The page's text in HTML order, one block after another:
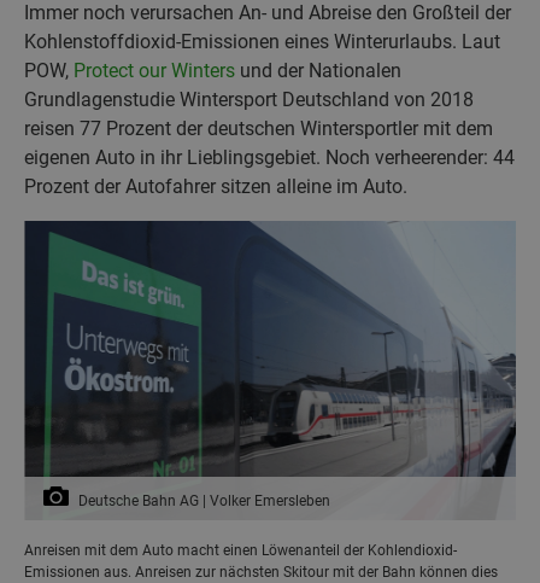
Immer noch verursachen An- und Abreise den Großteil der
Kohlenstoffdioxid-Emissionen eines Winterurlaubs. Laut
POW, Protect our Winters und der Nationalen
Grundlagenstudie Wintersport Deutschland von 2018
reisen 77 Prozent der deutschen Wintersportler mit dem
eigenen Auto in ihr Lieblingsgebiet. Noch verheerender: 44
Prozent der Autofahrer sitzen alleine im Auto.
Deutsche Bahn AG | Volker Emersleben
Anreisen mit dem Auto macht einen Löwenanteil der Kohlendioxid-
Emissionen aus. Anreisen zur nächsten Skitour mit der Bahn können dies